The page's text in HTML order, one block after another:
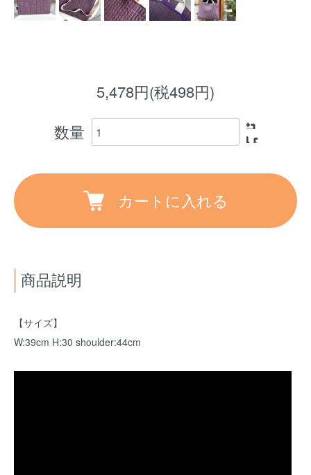
5,478円(税498円)
数量
カートに入れる
商品説明
【サイズ】
W:39cm H:30 shoulder:44cm